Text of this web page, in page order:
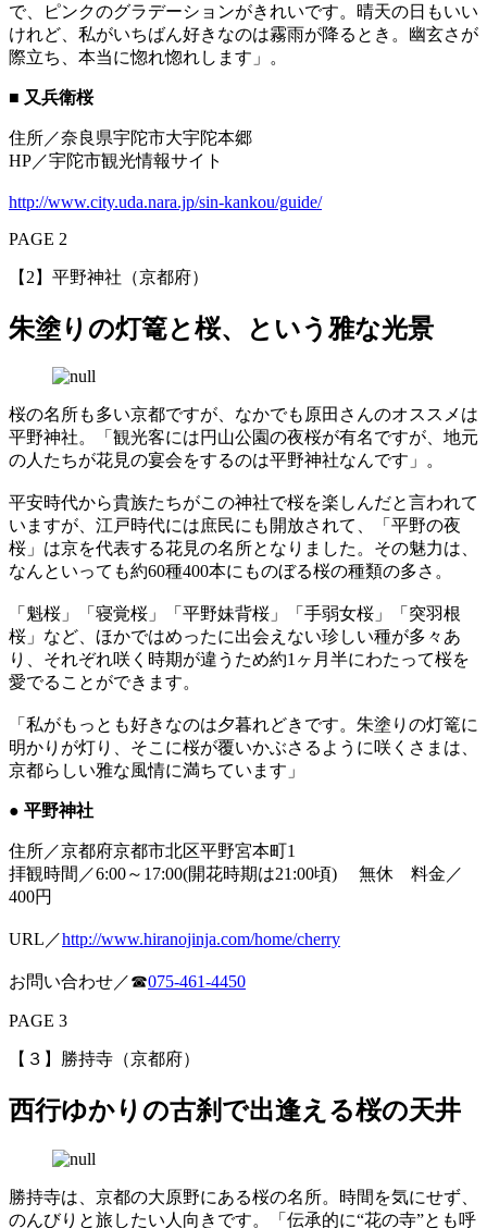
で、ピンクのグラデーションがきれいです。晴天の日もいい
けれど、私がいちばん好きなのは霧雨が降るとき。幽玄さが
際立ち、本当に惚れ惚れします」。
■ 又兵衛桜
住所／奈良県宇陀市大宇陀本郷
HP／宇陀市観光情報サイト
http://www.city.uda.nara.jp/sin-kankou/guide/
PAGE 2
【2】平野神社（京都府）
朱塗りの灯篭と桜、という雅な光景
桜の名所も多い京都ですが、なかでも原田さんのオススメは
平野神社。「観光客には円山公園の夜桜が有名ですが、地元
の人たちが花見の宴会をするのは平野神社なんです」。
平安時代から貴族たちがこの神社で桜を楽しんだと言われて
いますが、江戸時代には庶民にも開放されて、「平野の夜
桜」は京を代表する花見の名所となりました。その魅力は、
なんといっても約60種400本にものぼる桜の種類の多さ。
「魁桜」「寝覚桜」「平野妹背桜」「手弱女桜」「突羽根
桜」など、ほかではめったに出会えない珍しい種が多々あ
り、それぞれ咲く時期が違うため約1ヶ月半にわたって桜を
愛でることができます。
「私がもっとも好きなのは夕暮れどきです。朱塗りの灯篭に
明かりが灯り、そこに桜が覆いかぶさるように咲くさまは、
京都らしい雅な風情に満ちています」
● 平野神社
住所／京都府京都市北区平野宮本町1
拝観時間／6:00～17:00(開花時期は21:00頃) 無休 料金／
400円
URL／http://www.hiranojinja.com/home/cherry
お問い合わせ／☎075‐461‐4450
PAGE 3
【３】勝持寺（京都府）
西行ゆかりの古刹で出逢える桜の天井
勝持寺は、京都の大原野にある桜の名所。時間を気にせず、
のんびりと旅したい人向きです。「伝承的に“花の寺”とも呼